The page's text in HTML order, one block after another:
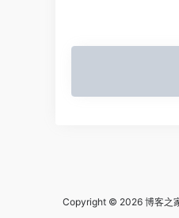
Copyright © 2026 博客之